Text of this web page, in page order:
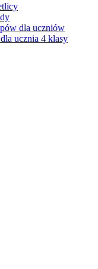
dla uczniów
ucznia 4 klasy